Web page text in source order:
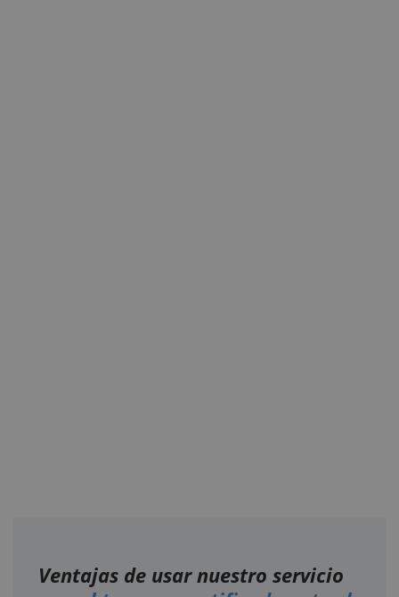
Ventajas de usar nuestro servicio